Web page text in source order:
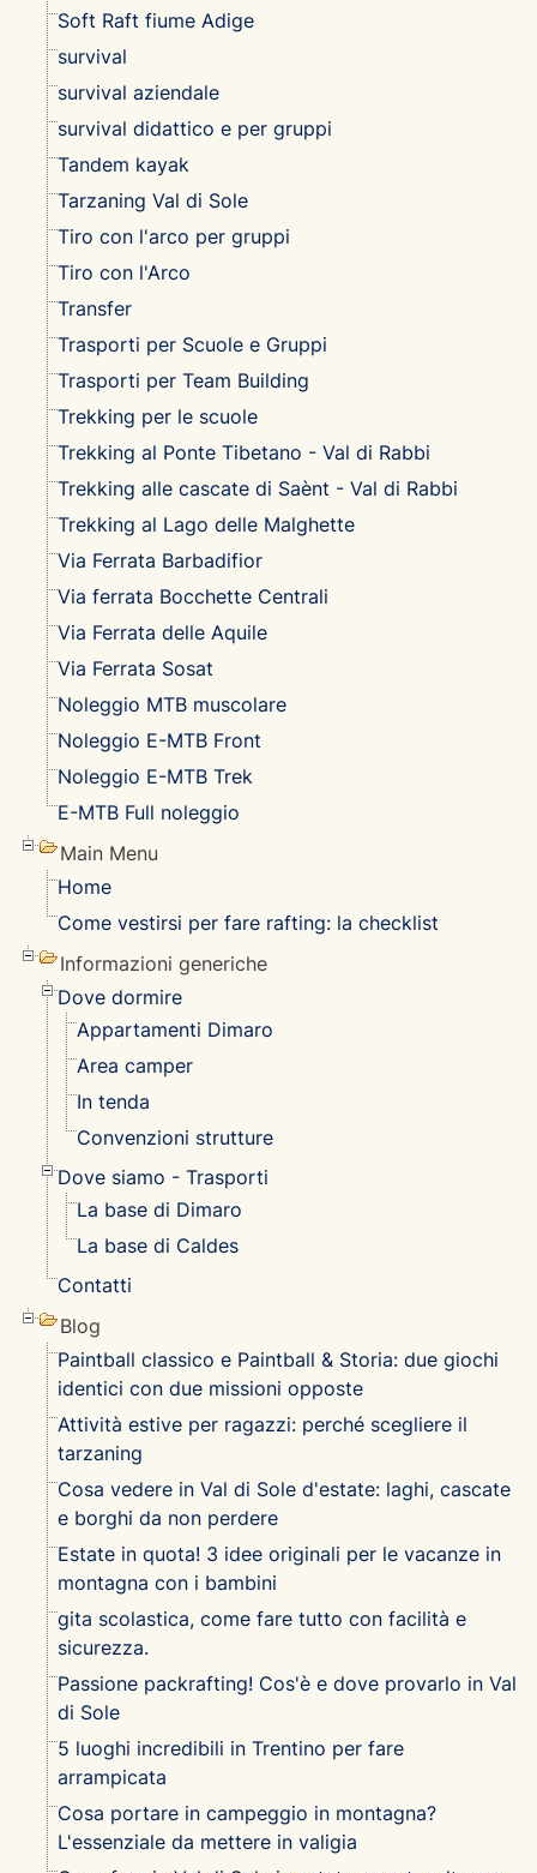
Soft Raft fiume Adige
survival
survival aziendale
survival didattico e per gruppi
Tandem kayak
Tarzaning Val di Sole
Tiro con l'arco per gruppi
Tiro con l'Arco
Transfer
Trasporti per Scuole e Gruppi
Trasporti per Team Building
Trekking per le scuole
Trekking al Ponte Tibetano - Val di Rabbi
Trekking alle cascate di Saènt - Val di Rabbi
Trekking al Lago delle Malghette
Via Ferrata Barbadifior
Via ferrata Bocchette Centrali
Via Ferrata delle Aquile
Via Ferrata Sosat
Noleggio MTB muscolare
Noleggio E-MTB Front
Noleggio E-MTB Trek
E-MTB Full noleggio
Main Menu
Home
Come vestirsi per fare rafting: la checklist
Informazioni generiche
Dove dormire
Appartamenti Dimaro
Area camper
In tenda
Convenzioni strutture
Dove siamo - Trasporti
La base di Dimaro
La base di Caldes
Contatti
Blog
Paintball classico e Paintball & Storia: due giochi
identici con due missioni opposte
Attività estive per ragazzi: perché scegliere il
tarzaning
Cosa vedere in Val di Sole d'estate: laghi, cascate
e borghi da non perdere
Estate in quota! 3 idee originali per le vacanze in
montagna con i bambini
gita scolastica, come fare tutto con facilità e
sicurezza.
Passione packrafting! Cos'è e dove provarlo in Val
di Sole
5 luoghi incredibili in Trentino per fare
arrampicata
Cosa portare in campeggio in montagna?
L'essenziale da mettere in valigia